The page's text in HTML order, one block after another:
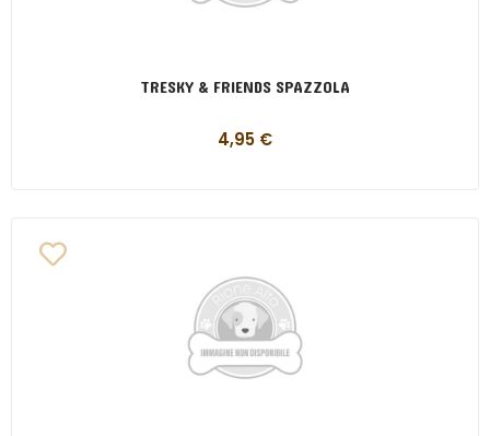
TRESKY & FRIENDS SPAZZOLA
4,95 €